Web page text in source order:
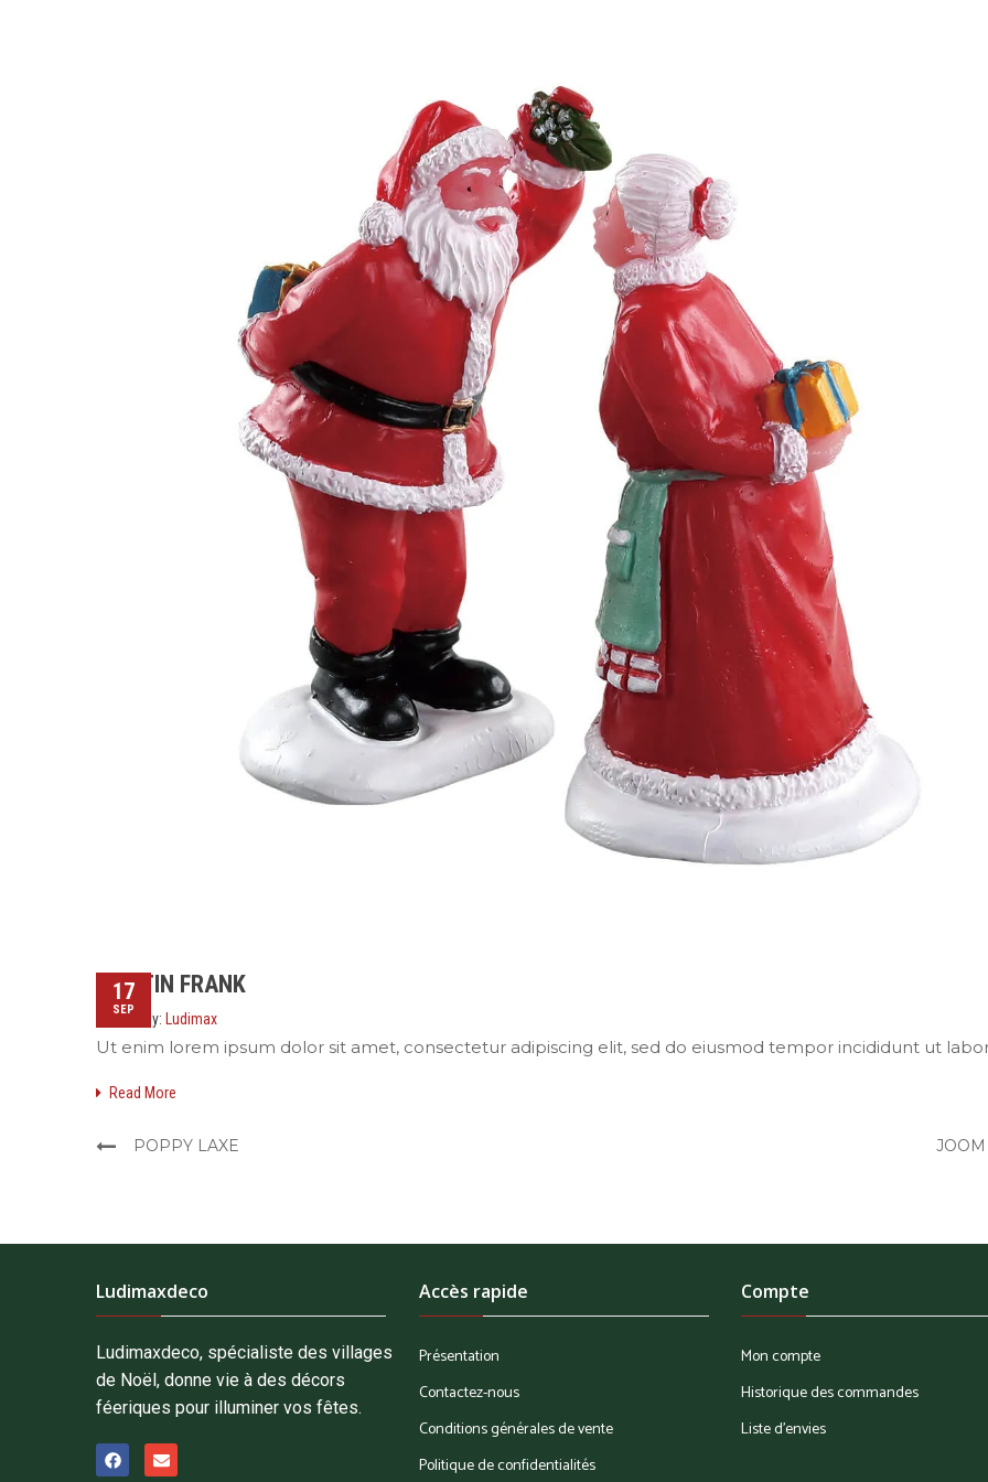
17
SEP
MARTIN FRANK
Posted by: Ludimax
Ut enim lorem ipsum dolor sit amet, consectetur adipiscing elit, sed do eiusmod tempor incididunt ut
Read More
POPPY LAXE
Ludimaxdeco
Ludimaxdeco, spécialiste des villages
de Noël, donne vie à des décors
féeriques pour illuminer vos fêtes.
Accès rapide
Présentation
Contactez-nous
Conditions générales de vente
Politique de confidentialités
Compte
Mon compte
Historique des commandes
Liste d'envies